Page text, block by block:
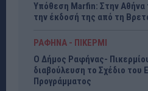
Υπόθεση Marfin: Στην Αθήνα
την έκδοσή της από τη
ΡΑΦΗΝΑ - ΠΙΚΕΡΜΙ
Ο Δήμος Ραφήνας-
διαβούλευση το Σχέδιο του
Προγράμματος